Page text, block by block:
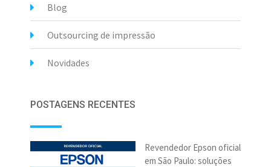
Blog
Outsourcing de impressão
Novidades
POSTAGENS RECENTES
Revendedor Epson oficial
em São Paulo: soluções